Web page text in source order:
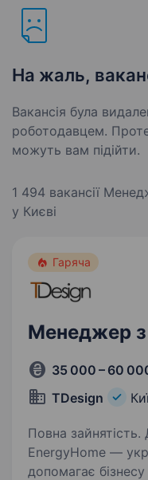
На жаль,
Вакансія була
роботодавцем. Проте
можуть вам підійти.
1 494 вакансії
у Києві
Гаряча
Менеджер
35 000 – 60
TDesign
Повна зайнятість.
EnergyHome —
допомагає